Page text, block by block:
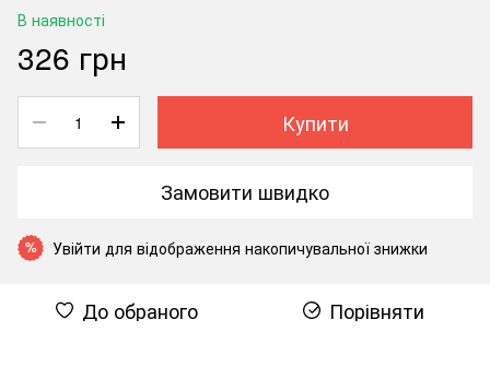
В наявності
326 грн
Купити
Замовити швидко
% Увійти для відображення накопичувальної знижки
До обраного Порівняти